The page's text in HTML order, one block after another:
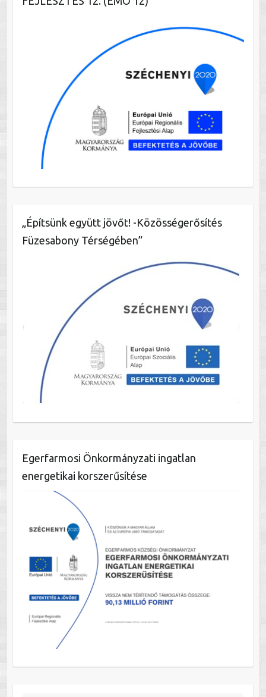
„Építsünk együtt jövőt! -Közösségerősítés
Füzesabony Térségében”
Egerfarmosi Önkormányzati ingatlan
energetikai korszerűsítése